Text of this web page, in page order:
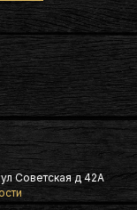
Советская д 42А